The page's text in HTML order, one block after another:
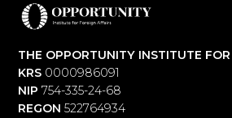
THE OPPORTUNITY INSTITUTE
KRS0000986091
NIP 754-335-24-68
REGON 522764934